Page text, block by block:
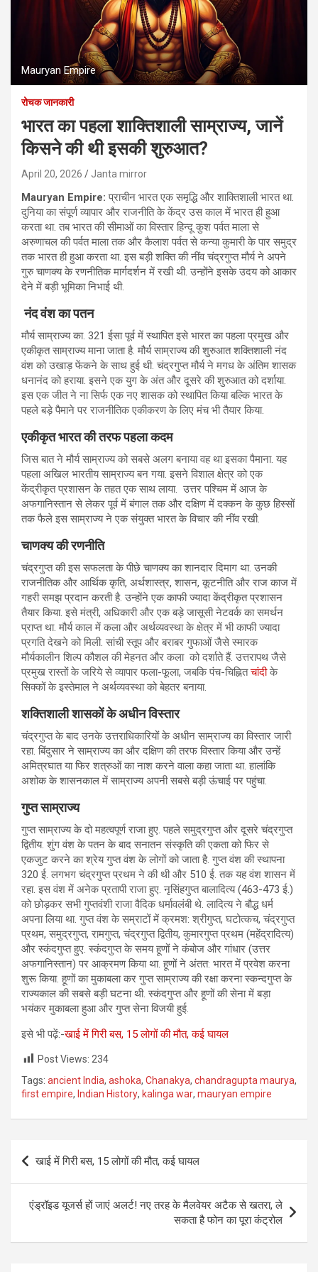
Mauryan Empire
रोचक जानकारी
भारत का पहला शाक्तिशाली साम्राज्य, जानें
किसने की थी इसकी शुरुआत?
April 20, 2026 Janta mirror
Mauryan Empire: प्राचीन भारत एक समृद्धि और शाक्तिशाली भारत था.
दुनिया का संपूर्ण व्यापार और राजनीति के केंद्र उस काल में भारत ही हुआ
करता था. तब भारत की सीमाओं का विस्तार हिन्दू कुश पर्वत माला से
अरुणाचल की पर्वत माला तक और कैलाश पर्वत से कन्या कुमारी के पार समुद्र
तक भारत ही हुआ करता था. इस बड़ी शक्ति की नींव चंद्रगुप्त मौर्य ने अपने
गुरु चाणक्य के रणनीतिक मार्गदर्शन में रखी थी. उन्होंने इसके उदय को आकार
देने में बड़ी भूमिका निभाई थी.
नंद वंश का पतन
मौर्य साम्राज्य का. 321 ईसा पूर्व में स्थापित इसे भारत का पहला प्रमुख और
एकीकृत साम्राज्य माना जाता है. मौर्य साम्राज्य की शुरुआत शक्तिशाली नंद
वंश को उखाड़ फेंकने के साथ हुई थी. चंद्रगुप्त मौर्य ने मगध के अंतिम शासक
धनानंद को हराया. इसने एक युग के अंत और दूसरे की शुरुआत को दर्शाया.
इस एक जीत ने ना सिर्फ एक नए शासक को स्थापित किया बल्कि भारत के
पहले बड़े पैमाने पर राजनीतिक एकीकरण के लिए मंच भी तैयार किया.
एकीकृत भारत की तरफ पहला कदम
जिस बात ने मौर्य साम्राज्य को सबसे अलग बनाया वह था इसका पैमाना. यह
पहला अखिल भारतीय साम्राज्य बन गया. इसने विशाल क्षेत्र को एक
केंद्रीकृत प्रशासन के तहत एक साथ लाया. उत्तर पश्चिम में आज के
अफगानिस्तान से लेकर पूर्व में बंगाल तक और दक्षिण में दक्कन के कुछ हिस्सों
तक फैले इस साम्राज्य ने एक संयुक्त भारत के विचार की नींव रखी.
चाणक्य की रणनीति
चंद्रगुप्त की इस सफलता के पीछे चाणक्य का शानदार दिमाग था. उनकी
राजनीतिक और आर्थिक कृति, अर्थशास्त्र,‌ शासन, कूटनीति और राज काज में
गहरी समझ प्रदान करती है. उन्होंने एक काफी ज्यादा केंद्रीकृत प्रशासन
तैयार किया. इसे मंत्री, अधिकारी और एक बड़े जासूसी नेटवर्क का समर्थन
प्राप्त था. मौर्य काल में कला और अर्थव्यवस्था के क्षेत्र में भी काफी ज्यादा
प्रगति देखने को मिली. सांची स्तूप और बराबर गुफाओं जैसे स्मारक
मौर्यकालीन शिल्प कौशल की मेहनत और कला को दर्शाते हैं. उत्तरापथ जैसे
प्रमुख रास्तों के जरिये से व्यापार फला-फूला, जबकि पंच-चिह्नितचांदीके
सिक्कों के इस्तेमाल ने अर्थव्यवस्था को बेहतर बनाया.
शक्तिशाली शासकों के अधीन विस्तार
चंद्रगुप्त के बाद उनके उत्तराधिकारियों के अधीन साम्राज्य का विस्तार जारी
रहा. बिंदुसार ने साम्राज्य का और दक्षिण की तरफ विस्तार किया और उन्हें
अमित्रघात या फिर शत्रुओं का नाश करने वाला कहा जाता था. हालांकि
अशोक के शासनकाल में साम्राज्य अपनी सबसे बड़ी ऊंचाई पर पहुंचा.
गुप्त साम्राज्य
गुप्त साम्राज्य के दो महत्वपूर्ण राजा हुए. पहले समुद्रगुप्त और दूसरे चंद्रगुप्त
द्वितीय. शुंग वंश के पतन के बाद सनातन संस्कृति की एकता को फिर से
एकजुट करने का श्रेय गुप्त वंश के लोगों को जाता है. गुप्त वंश की स्थापना
320 ई. लगभग चंद्रगुप्त प्रथम ने की थी और 510 ई. तक यह वंश शासन में
रहा. इस वंश में अनेक प्रतापी राजा हुए. नृसिंहगुप्त बालादित्य (463-473 ई.)
को छोड़कर सभी गुप्तवंशी राजा वैदिक धर्मावलंबी थे. लादित्य ने बौद्ध धर्म
अपना लिया था. गुप्त वंश के सम्राटों में क्रमश: श्रीगुप्त, घटोत्कच, चंद्रगुप्त
प्रथम, समुद्रगुप्त, रामगुप्त, चंद्रगुप्त द्वितीय, कुमारगुप्त प्रथम (महेंद्रादित्य)
और स्कंदगुप्त हुए. स्कंदगुप्त के समय हूणों ने कंबोज और गांधार (उत्तर
अफगानिस्तान) पर आक्रमण किया था. हूणों ने अंतत: भारत में प्रवेश करना
शुरू किया. हूणों का मुकाबला कर गुप्त साम्राज्य की रक्षा करना स्कन्दगुप्त के
राज्यकाल की सबसे बड़ी घटना थी. स्कंदगुप्त और हूणों की सेना में बड़ा
भयंकर मुकाबला हुआ और गुप्त सेना विजयी हुई.
इसे भी पढ़ें:-खाई में गिरी बस, 15 लोगों की मौत, कई घायल
Post Views: 234
Tags: ancient India, ashoka, Chanakya, chand­ragupta maurya,
first empire, Indian History, kalinga war, mauryan empire
Post
navigation
खाई में गिरी बस, 15 लोगों की मौत, कई घायल
एंड्रॉइड यूजर्स हों जाएं अलर्ट! नए तरह के मैलवेयर अटैक से खतरा, ले
सकता है फोन का पूरा कंट्रोल